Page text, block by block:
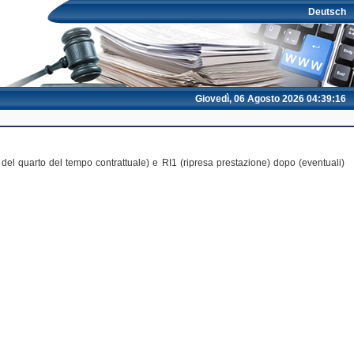
Deutsch
Giovedì, 06 Agosto 2026 04:39:16
quarto del tempo contrattuale) e RI1 (ripresa prestazione) dopo (eventuali)